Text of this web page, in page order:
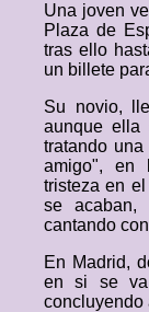
Una joven
Plaza de
tras ello
un billete
Su novio,
aunque ella
tratando
amigo", en
tristeza en
se acaban,
cantando
En Madrid,
en si se
concluyendo